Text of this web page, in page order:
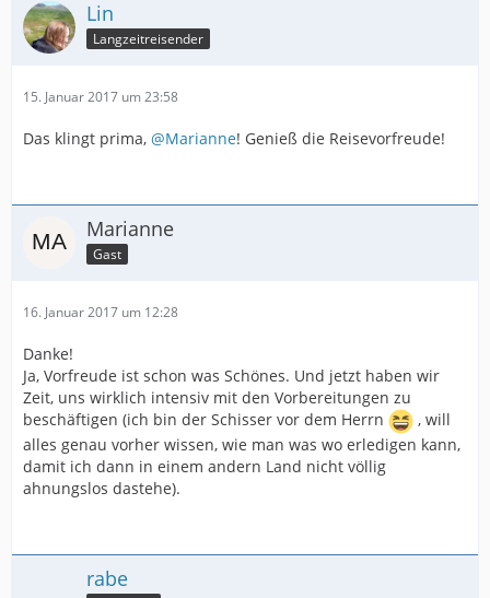
Lin
Langzeitreisender
15. Januar 2017 um 23:58
Das klingt prima, @Marianne! Genieß die Reisevorfreude!
Marianne
Gast
16. Januar 2017 um 12:28
Danke!
Ja, Vorfreude ist schon was Schönes. Und jetzt haben wir
Zeit, uns wirklich intensiv mit den Vorbereitungen zu
beschäftigen (ich bin der Schisser vor dem Herrn
, will
alles genau vorher wissen, wie man was wo erledigen kann,
damit ich dann in einem andern Land nicht völlig
ahnungslos dastehe).
rabe